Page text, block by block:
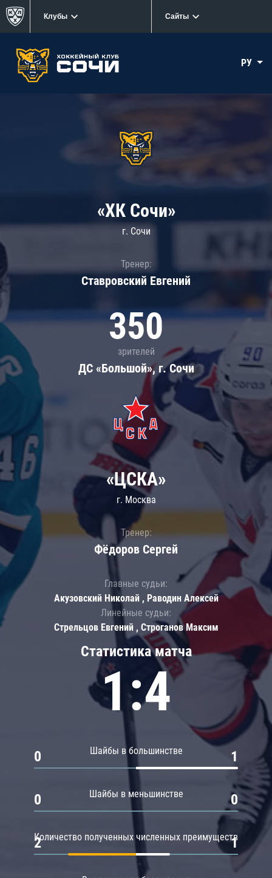
Клубы Сайты
РУ
«ХК Сочи»
г. Сочи
Тренер:
Ставровский Евгений
350
зрителей
ДС «Большой», г. Сочи
Статистика матча
1:4
Шайбы в большинстве
0 1
Шайбы в меньшинстве
0 0
Количество полученных численных преимуществ
2 1
«ЦСКА»
г. Москва
Тренер:
Фёдоров Сергей
Главные судьи:
Акузовский Николай , Раводин Алексей
Линейные судьи:
Стрельцов Евгений , Строганов Максим